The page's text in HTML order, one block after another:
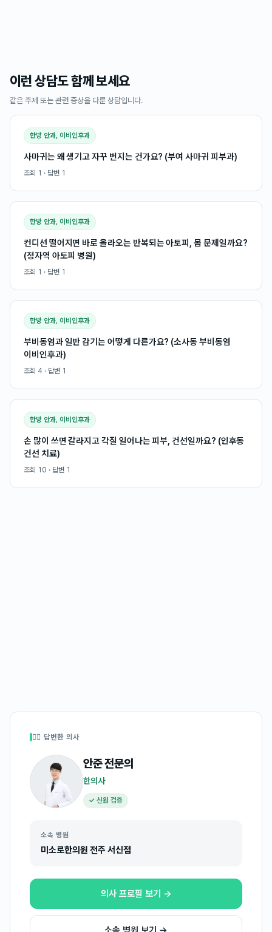
이런 상담도 함께 보세요
같은 주제 또는 관련 증상을 다룬 상담입니다.
한방 안과, 이비인후과
사마귀는 왜 생기고 자꾸 번지는 건가요? (부여 사마귀 피부과)
조회 1 · 답변 1
한방 안과, 이비인후과
컨디션 떨어지면 바로 올라오는 반복되는 아토피, 몸 문제일까요?
(정자역 아토피 병원)
조회 1 · 답변 1
한방 안과, 이비인후과
부비동염과 일반 감기는 어떻게 다른가요? (소사동 부비동염
이비인후과)
조회 4 · 답변 1
한방 안과, 이비인후과
손 많이 쓰면 갈라지고 각질 일어나는 피부, 건선일까요? (인후동
건선 치료)
조회 10 · 답변 1
👩‍⚕️ 답변한 의사
안준전문의
한의사
✓ 신원 검증
소속 병원
미소로한의원 전주 서신점
의사 프로필 보기 →